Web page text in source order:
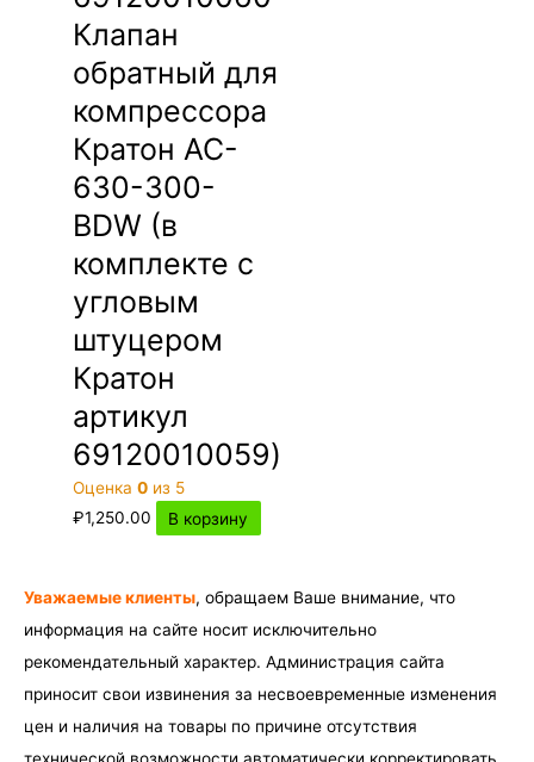
Клапан
обратный для
компрессора
Кратон AC-
630-300-
BDW (в
комплекте с
угловым
штуцером
Кратон
артикул
69120010059)
Оценка0 из 5
₽1,250.00 В корзину
Уважаемые клиенты, обращаем Ваше внимание, что
информация на сайте носит исключительно
рекомендательный характер. Администрация сайта
приносит свои извинения за несвоевременные изменения
цен и наличия на товары по причине отсутствия